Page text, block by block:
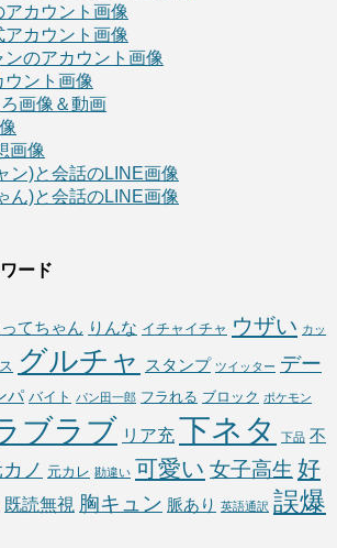
アカウント画像
アカウント画像
ンのアカウント画像
ウント画像
画像＆動画
画像
ン)と会話のLINE画像
ん)と会話のLINE画像
ード
てちゃん りんな イチャイチャ ウザい カッ
グルチャ スタンプ ツイッター デー
パ バイト パン田一郎 フラれる ブロック ポケモン
ブラブ リア充 下ネタ 下品 不
ノ 元カレ 勘違い 可愛い 女子高生 好
既読無視 胸キュン 脈あり 英語通訳 誤爆